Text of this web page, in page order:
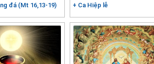
đá (Mt 16,13-19)
+ Ca Hiệp lễ